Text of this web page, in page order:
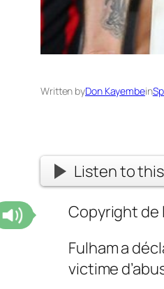
Written byDon Kayembein
Listen to
Copyright de
Fulham a
victime